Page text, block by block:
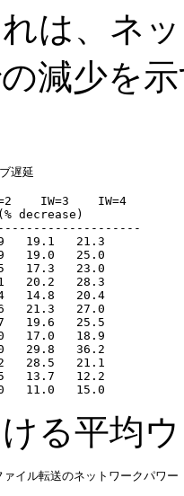
は、ネ
減少を
遅延
IW=3    IW=4
decrease)
19.1   21.3
19.0   25.0
17.3   23.0
20.2   28.3
14.8   20.4
21.3   27.0
19.6   25.5
17.0   18.9
29.8   36.2
28.5   21.1
13.7   12.2
ける平均
ル転送のネットワークパワー